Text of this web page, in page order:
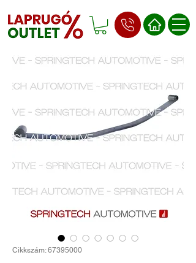
Cikkszám: 67395000